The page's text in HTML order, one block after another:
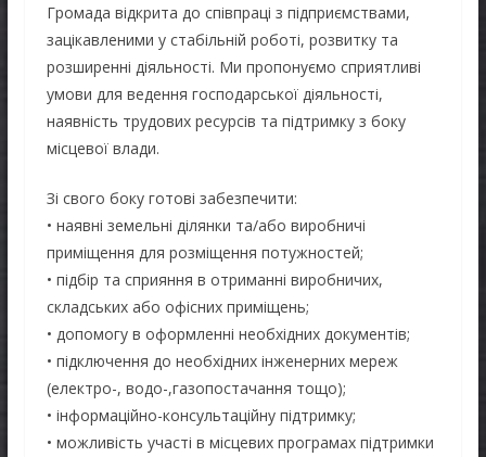
Громада відкрита до співпраці з підприємствами,
зацікавленими у стабільній роботі, розвитку та
розширенні діяльності. Ми пропонуємо сприятливі
умови для ведення господарської діяльності,
наявність трудових ресурсів та підтримку з боку
місцевої влади.
Зі свого боку готові забезпечити:
• наявні земельні ділянки та/або виробничі
приміщення для розміщення потужностей;
• підбір та сприяння в отриманні виробничих,
складських або офісних приміщень;
• допомогу в оформленні необхідних документів;
• підключення до необхідних інженерних мереж
(електро-, водо-,газопостачання тощо);
• інформаційно-консультаційну підтримку;
• можливість участі в місцевих програмах підтримки